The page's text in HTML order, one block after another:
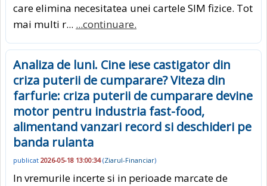
care elimina necesitatea unei cartele SIM fizice. Tot
mai multi r... ...continuare.
Analiza de luni. Cine iese castigator din
criza puterii de cumparare? Viteza din
farfurie: criza puterii de cumparare devine
motor pentru industria fast-food,
alimentand vanzari record si deschideri pe
banda rulanta
publicat 2026-05-18 13:00:34(Ziarul-Financiar)
In vremurile incerte si in perioade marcate de